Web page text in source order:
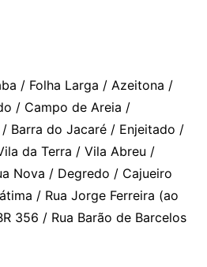
/ Folha Larga / Azeitona /
/ Campo de Areia /
Barra do Jacaré / Enjeitado /
da Terra / Vila Abreu /
Nova / Degredo / Cajueiro
/ Rua Jorge Ferreira (ao
356 / Rua Barão de Barcelos